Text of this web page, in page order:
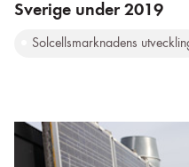
Sverige under 2019
Solcellsmarknadens